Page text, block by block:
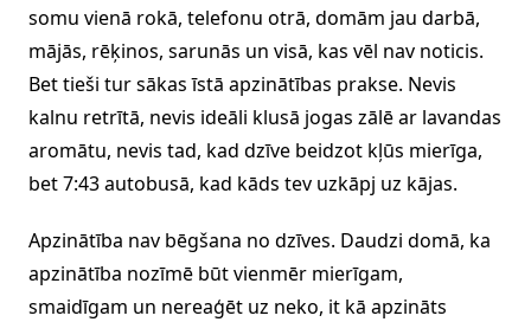
somu vienā rokā, telefonu otrā, domām jau darbā,
mājās, rēķinos, sarunās un visā, kas vēl nav noticis.
Bet tieši tur sākas īstā apzinātības prakse. Nevis
kalnu retrītā, nevis ideāli klusā jogas zālē ar lavandas
aromātu, nevis tad, kad dzīve beidzot kļūs mierīga,
bet 7:43 autobusā, kad kāds tev uzkāpj uz kājas.
Apzinātība nav bēgšana no dzīves. Daudzi domā, ka
apzinātība nozīmē būt vienmēr mierīgam,
smaidīgam un nereaģēt uz neko, it kā apzināts